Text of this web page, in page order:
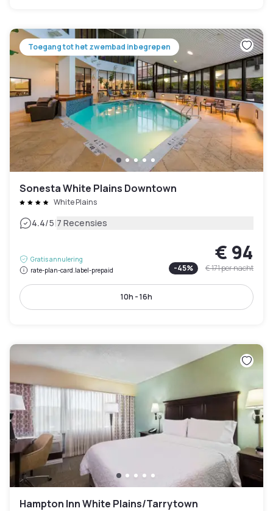
Toegang tot het zwembad inbegrepen
Sonesta White Plains Downtown
White Plains
4.4/5|7 Recensies
Gratis annulering
rate-plan-card.label-prepaid
€ 94
-45% € 171per nacht
10h - 16h
Hampton Inn White Plains/Tarrytown